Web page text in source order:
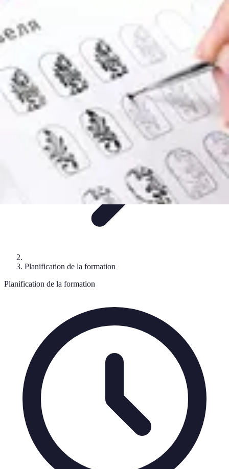
Ressources et Outils
FormationMéthodes de Formation Conception de formation
Training Pro
Planification de la formation
Planification de la formation